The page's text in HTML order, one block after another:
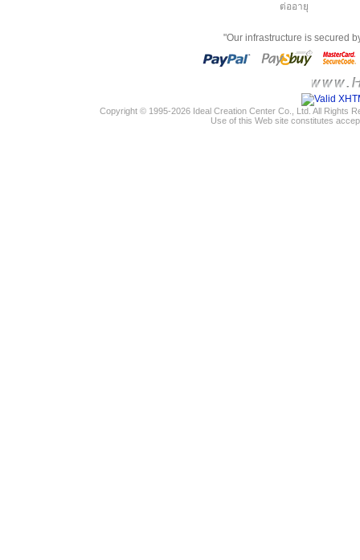
ต่ออายุ
"Our infrastructure is secured
Copyright © 1995-2026 Ideal Creation Center Co., Ltd. All Rights
Use of this Web site constitutes